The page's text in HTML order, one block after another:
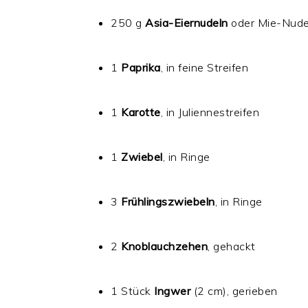
250 g Asia-Eiernudeln oder Mie-
1 Paprika, in feine Streifen
1 Karotte, in Juliennestreifen
1 Zwiebel, in Ringe
3 Frühlingszwiebeln, in Ringe
2 Knoblauchzehen, gehackt
1 Stück Ingwer(2 cm), gerieben